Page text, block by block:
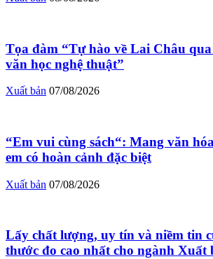
Tọa đàm “Tự hào về Lai Châu qua
văn học nghệ thuật”
Xuất bản 07/08/2026
“Em vui cùng sách“: Mang văn
em có hoàn cảnh đặc biệt
Xuất bản 07/08/2026
Lấy chất lượng, uy tín và niềm tin
thước đo cao nhất cho ngành Xuất